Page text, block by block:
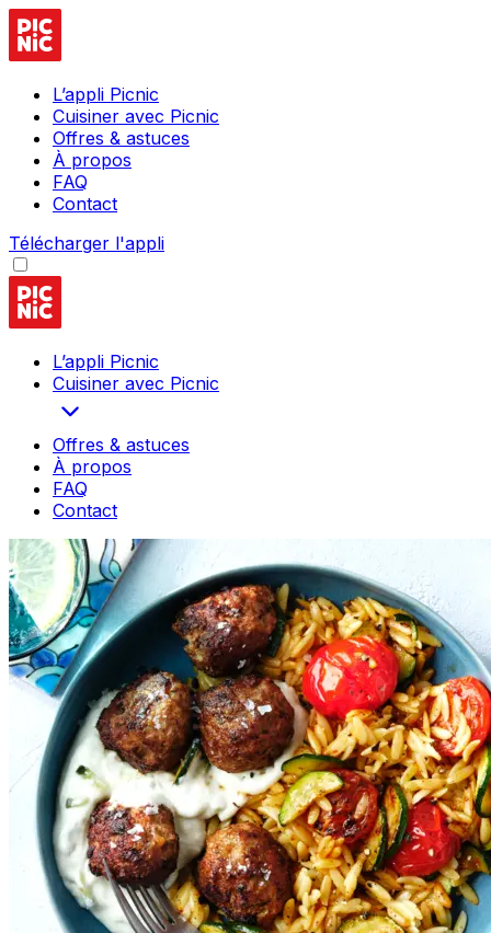
L’appli Picnic
Cuisiner avec Picnic
Offres & astuces
À propos
FAQ
Contact
Télécharger l'appli
L’appli Picnic
Cuisiner avec Picnic
Offres & astuces
À propos
FAQ
Contact